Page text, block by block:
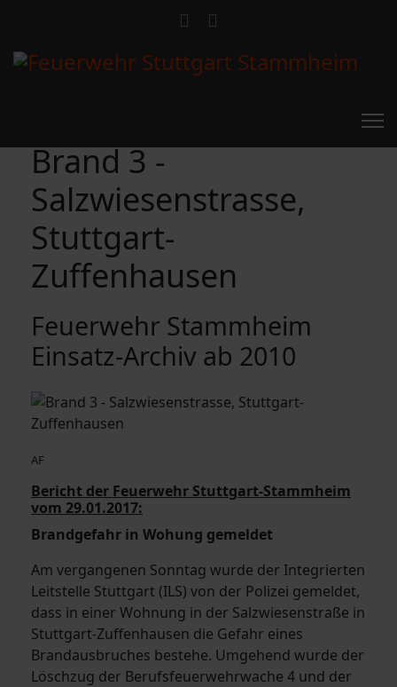
Feuerwehr Stammheim
Einsatz-Archiv ab 2010
Brand 3 -
Salzwiesenstrasse,
Stuttgart-
Zuffenhausen
AF
Bericht der Feuerwehr Stuttgart-Stammheim
vom 29.01.2017:
Brandgefahr in Wohung gemeldet
Am vergangenen Sonntag wurde der Integrierten
Leitstelle Stuttgart (ILS) von der Polizei gemeldet,
dass in einer Wohnung in der Salzwiesenstraße in
Stuttgart-Zuffenhausen die Gefahr eines
Brandausbruches bestehe. Umgehend wurde der
Löschzug der Berufsfeuerwehrwache 4 und der